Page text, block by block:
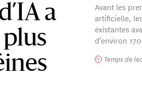
a
Avant les
artificielle,
existantes
d’environ
Temps de